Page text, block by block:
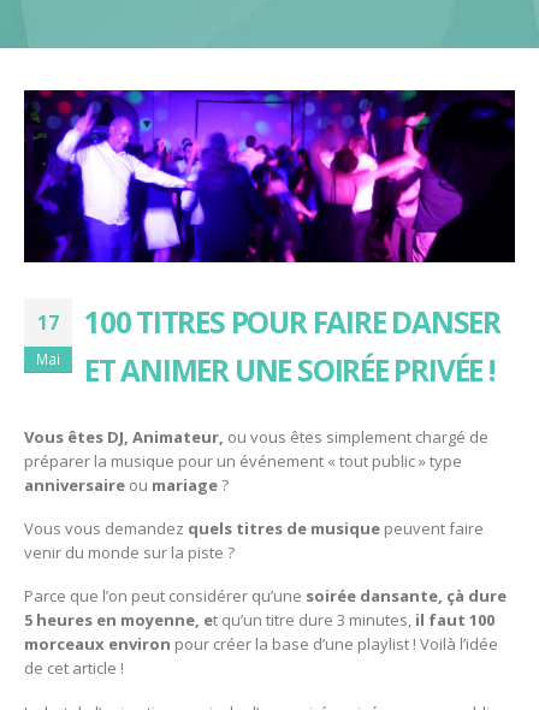
17
Mai
100 TITRES POUR FAIRE DANSER
ET ANIMER UNE SOIRÉE PRIVÉE !
Vous êtes DJ, Animateur, ou vous êtes simplement chargé de
préparer la musique pour un événement « tout public » type
anniversaire ou mariage?
Vous vous demandez quels titres de musique peuvent faire
venir du monde sur la piste ?
Parce que l’on peut considérer qu’une soirée dansante, çà dure
5 heures en moyenne, et qu’un titre dure 3 minutes, il faut 100
morceaux environ pour créer la base d’une playlist ! Voilà l’idée
de cet article !